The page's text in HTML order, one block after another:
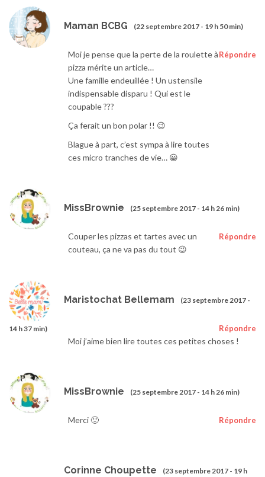
Maman BCBG (22 septembre 2017 - 19 h 50 min)
Répondre
Moi je pense que la perte de la roulette à
pizza mérite un article…
Une famille endeuillée ! Un ustensile
indispensable disparu ! Qui est le
coupable ???
Ça ferait un bon polar !! 😉
Blague à part, c’est sympa à lire toutes
ces micro tranches de vie… 😀
MissBrownie (25 septembre 2017 - 14 h 26 min)
Répondre
Couper les pizzas et tartes avec un
couteau, ça ne va pas du tout 😉
Maristochat Bellemam (23 septembre 2017 -
14 h 37 min) Répondre
Moi j’aime bien lire toutes ces petites choses !
MissBrownie (25 septembre 2017 - 14 h 26 min)
Répondre
Merci 🙂
Corinne Choupette (23 septembre 2017 - 19 h